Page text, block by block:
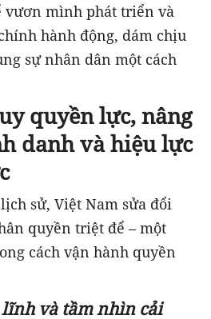
vươn mình phát triển và
hành động, dám chịu
sự nhân dân một cách
quyền lực, nâng
danh và hiệu lực
sử, Việt Nam sửa đổi
quyền triệt để – một
cách vận hành quyền
và tầm nhìn cải